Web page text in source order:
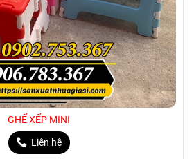
GHẾ XẾP MINI
Liên hệ